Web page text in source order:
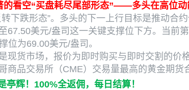
看空“买盘耗尽尾部形态”——多头在高位动
下跌形态”。多头的下一上行目标是推动合
67.50美元/盎司这一关键支撑位下方。当前
位为69.00美元/盎司。
现货市场，报价为即时购买与即时交割的价
品交易所（CME）交易量最高的黄金期货
亭辉！100%全返佣，每日结算！